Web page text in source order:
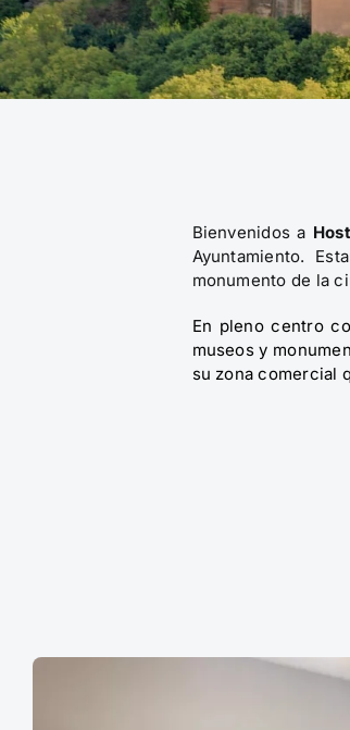
Bienvenidos a
Ayuntamiento.
monumento de la
En pleno centro
museos y
su zona comercial